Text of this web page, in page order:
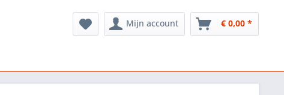
Mijn account € 0,00 *